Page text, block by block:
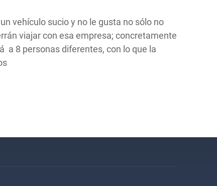
vehículo sucio y no le gusta no sólo no
viajar con esa empresa; concretamente
a 8 personas diferentes, con lo que la